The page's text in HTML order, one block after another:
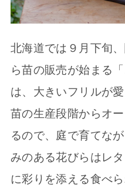
北海道では９月下旬
ら苗の販売が始まる
は、大きいフリルが
苗の生産段階からオ
るので、庭で育てな
みのある花びらはレ
に彩りを添える食べ